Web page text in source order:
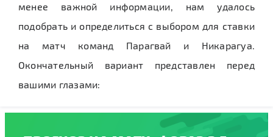
менее важной информации, нам удалось
подобрать и определиться с выбором для ставки
на матч команд Парагвай и Никарагуа.
Окончательный вариант представлен перед
вашими глазами: